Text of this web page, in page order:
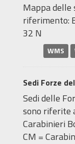
Mappa delle
riferimento:
32 N
WMS
Sedi Forze
Sedi delle
sono riferite
Carabinieri
CM =